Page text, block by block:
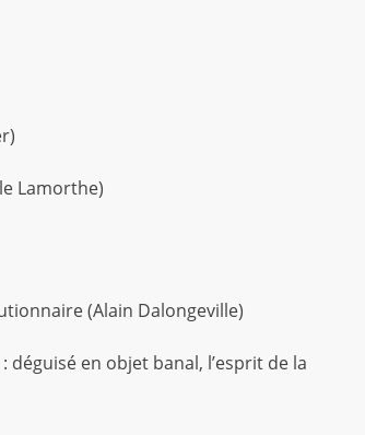
Lamorthe)
(Alain Dalongeville)
en objet banal, l’esprit de la